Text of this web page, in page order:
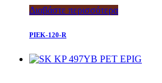
Διαβάστε περισσότερα
PIEK-120-R